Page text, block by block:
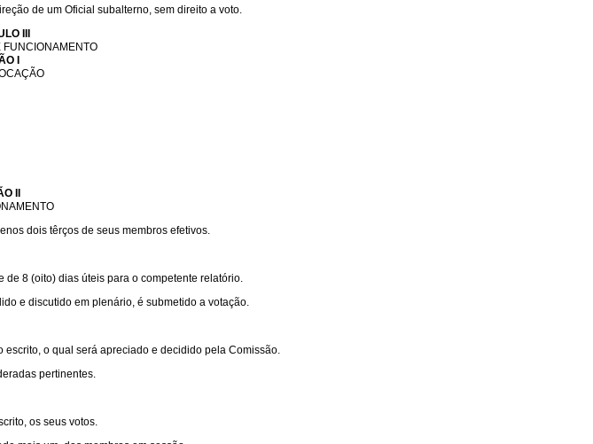
de um Oficial subalterno, sem direito a voto.
III
FUNCIONAMENTO
I
II
dois têrços de seus membros efetivos.
8 (oito) dias úteis para o competente relatório.
e discutido em plenário, é submetido a votação.
o qual será apreciado e decidido pela Comissão.
pertinentes.
os seus votos.